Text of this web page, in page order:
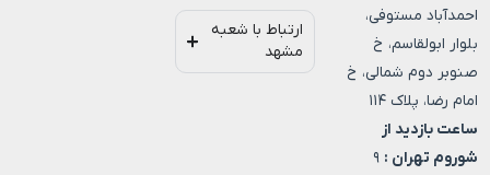
احمدآباد مستوفی،
بلوار ابولقاسم، خ
صنوبر دوم شمالی، خ
امام رضا، پلاک ۱۱۴
ساعت بازدید از
شوروم تهران : ۹
ارتباط با شعبه
مشهد